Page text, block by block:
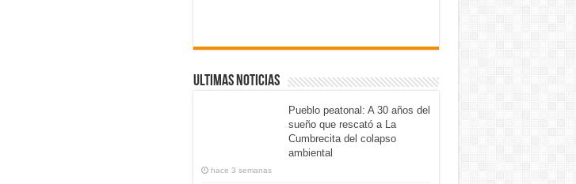
ULTIMAS NOTICIAS
Pueblo peatonal: A 30 años del
sueño que rescató a La
Cumbrecita del colapso
ambiental
hace 3 semanas